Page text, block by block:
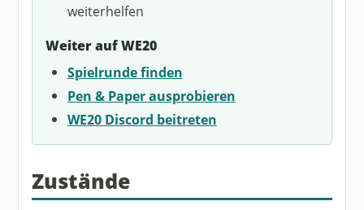
weiterhelfen
Weiter auf WE20
Spielrunde finden
Pen & Paper ausprobieren
WE20 Discord beitreten
Zustände